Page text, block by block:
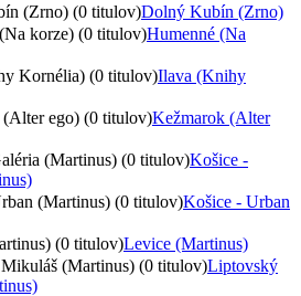
(Zrno) (0 titulov)Dolný Kubín (Zrno)
korze) (0 titulov)Humenné (Na
Kornélia) (0 titulov)Ilava (Knihy
ego) (0 titulov)Kežmarok (Alter
(Martinus) (0 titulov)Košice -
(Martinus) (0 titulov)Košice - Urban
(0 titulov)Levice (Martinus)
(Martinus) (0 titulov)Liptovský